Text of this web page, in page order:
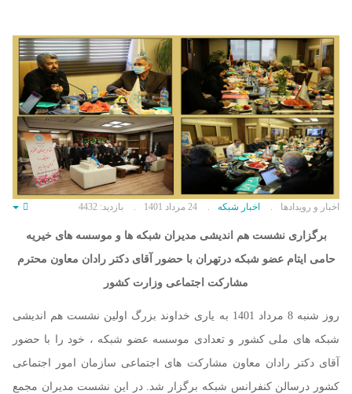
اخبار و رویدادها اخبار شبکه 24 مرداد 1401
بازدید: 4432
برگزاری نشست هم اندیشی مدیران شبکه ها و موسسه های خیریه
حامی ایتام عضو شبکه درتهران با حضور آقای دکتر رادان معاون محترم
مشارکت اجتماعی وزارت کشور
روز شنبه 8 مرداد 1401 به یاری خداوند بزرگ اولین نشست هم اندیشی
شبکه های ملی کشور و تعدادی موسسه عضو شبکه ، خود را با حضور
آقای دکتر رادان معاون مشارکت های اجتماعی سازمان امور اجتماعی
کشور درسالن کنفرانس شبکه برگزار شد. در این نشست مدیران مجمع